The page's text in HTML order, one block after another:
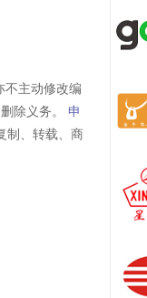
不主动修改编
除义务。
申
制、转载、商